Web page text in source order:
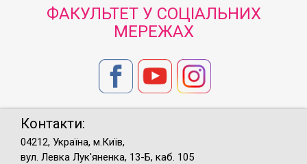
ФАКУЛЬТЕТ У СОЦІАЛЬНИХ
МЕРЕЖАХ
Контакти:
04212, Україна, м.Київ,
вул. Левка Лук'яненка, 13-Б, каб. 105